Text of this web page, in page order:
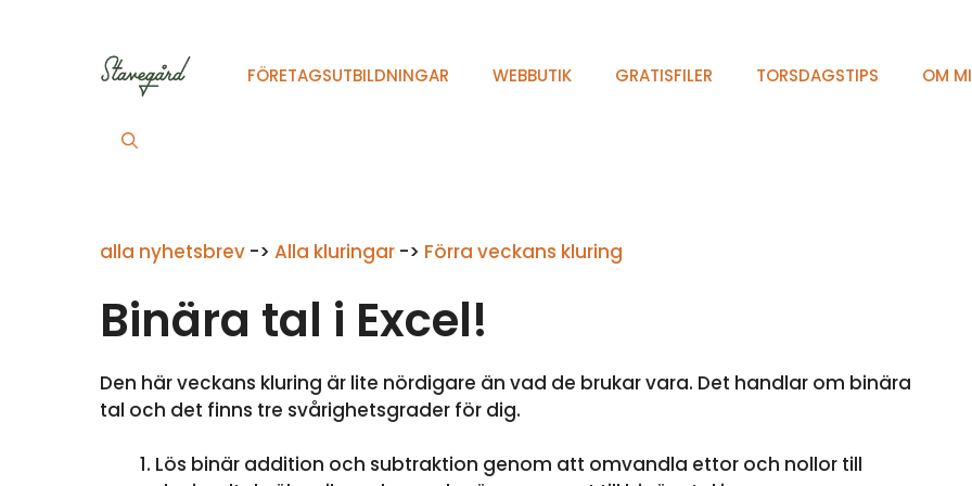
FÖRETAGSUTBILDNINGAR WEBBUTIK GRATISFILER TORSDAGSTIPS OM
alla nyhetsbrev -> Alla kluringar -> Förra veckans kluring
Binära tal i Excel!
Den här veckans kluring är lite nördigare än vad de brukar vara. Det handlar om binära
tal och det finns tre svårighetsgrader för dig.
Lös binär addition och subtraktion genom att omvandla ettor och nollor till